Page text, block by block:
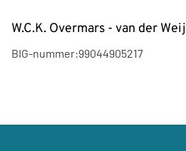
W.C.K. Overmars - van der Weij
BIG-nummer:99044905217